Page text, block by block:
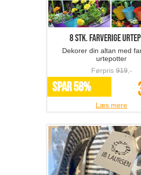
8 stk. farverige
Dekorer din altan med
urtepotter
Førpris919,-
SPAR 58%
Læs mere